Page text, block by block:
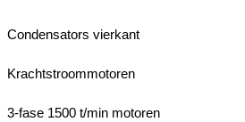
Condensators vierkant
Krachtstroommotoren
3-fase 1500 t/min motoren